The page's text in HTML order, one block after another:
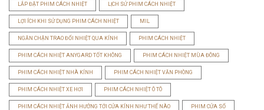
LẮP ĐẶT PHIM CÁCH NHIỆT LỊCH SỬ PHIM CÁCH NHIỆT
LỢI ÍCH KHI SỬ DỤNG PHIM CÁCH NHIỆT MIL
NGĂN CHẶN TRAO ĐỔI NHIỆT QUA KÍNH PHIM CÁCH NHIỆT
PHIM CÁCH NHIỆT ANYGARD TỐT KHÔNG PHIM CÁCH NHIỆT MÙA ĐÔNG
PHIM CÁCH NHIỆT NHÀ KÍNH PHIM CÁCH NHIỆT VĂN PHÒNG
PHIM CÁCH NHIỆT XE HƠI PHIM CÁCH NHIỆT Ô TÔ
PHIM CÁCH NHIỆT ẢNH HƯỞNG TỚI CỬA KÍNH NHƯ THẾ NÀO PHIM CỬA SỔ